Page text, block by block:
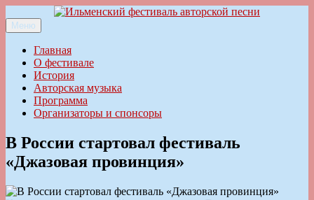
к
содержимому
Ильменский фестиваль авторской песни
Меню
Главная
О фестивале
История
Авторская музыка
Программа
Организаторы и спонсоры
В России стартовал фестиваль
«Джазовая провинция»